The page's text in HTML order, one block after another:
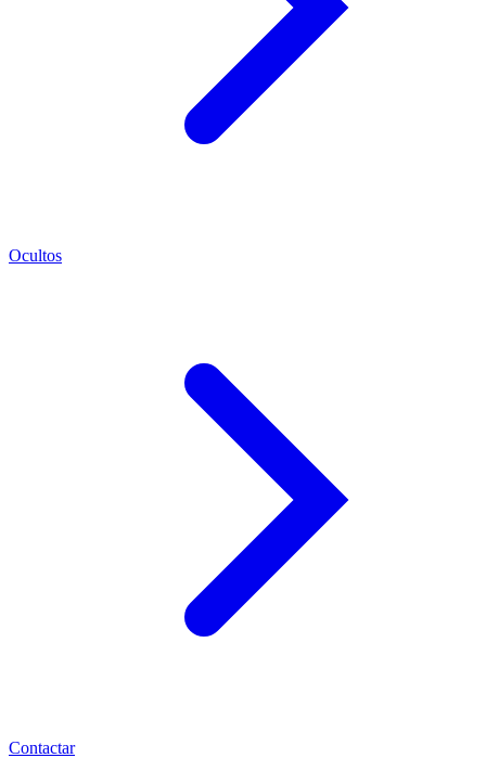
Ocultos
Contactar